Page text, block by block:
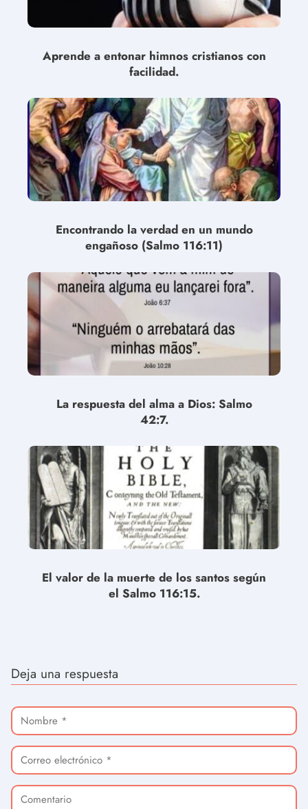
Aprende a entonar himnos cristianos con
facilidad.
Encontrando la verdad en un mundo
engañoso (Salmo 116:11)
La respuesta del alma a Dios: Salmo
42:7.
El valor de la muerte de los santos según
el Salmo 116:15.
Deja una respuesta